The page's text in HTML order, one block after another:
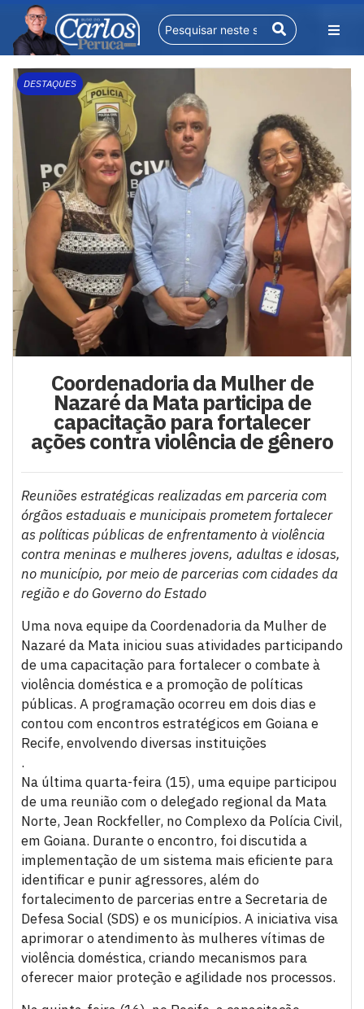
DESTAQUES
Coordenadoria da Mulher de
Nazaré da Mata participa de
capacitação para fortalecer
ações contra violência de gênero
Reuniões estratégicas realizadas em parceria com
órgãos estaduais e municipais prometem fortalecer
as políticas públicas de enfrentamento à violência
contra meninas e mulheres jovens, adultas e idosas,
no município, por meio de parcerias com cidades da
região e do Governo do Estado
Uma nova equipe da Coordenadoria da Mulher de
Nazaré da Mata iniciou suas atividades participando
de uma capacitação para fortalecer o combate à
violência doméstica e a promoção de políticas
públicas. A programação ocorreu em dois dias e
contou com encontros estratégicos em Goiana e
Recife, envolvendo diversas instituições
.
Na última quarta-feira (15), uma equipe participou
de uma reunião com o delegado regional da Mata
Norte, Jean Rockfeller, no Complexo da Polícia Civil,
em Goiana. Durante o encontro, foi discutida a
implementação de um sistema mais eficiente para
identificar e punir agressores, além do
fortalecimento de parcerias entre a Secretaria de
Defesa Social (SDS) e os municípios. A iniciativa visa
aprimorar o atendimento às mulheres vítimas de
violência doméstica, criando mecanismos para
oferecer maior proteção e agilidade nos processos.